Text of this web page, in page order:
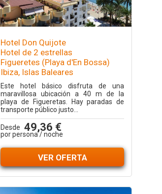
Hotel Don Quijote
Hotel de 2 estrellas
Figueretes (Playa d'En Bossa)
Ibiza, Islas Baleares
Este hotel básico disfruta de una
maravillosa ubicación a 40 m de la
playa de Figueretas. Hay paradas de
transporte público justo...
Desde 49,36 €
por persona / noche
VER OFERTA